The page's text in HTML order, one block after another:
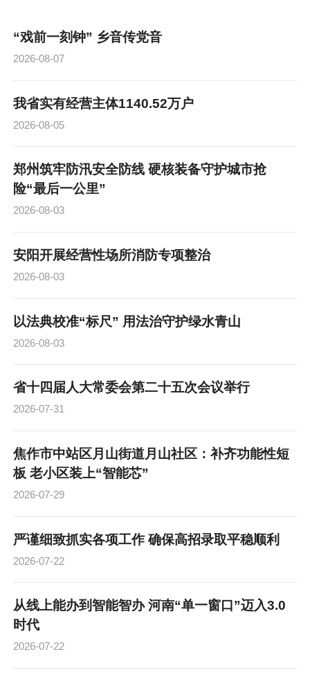
“戏前一刻钟” 乡音传党音
2026-08-07
我省实有经营主体1140.52万户
2026-08-05
郑州筑牢防汛安全防线 硬核装备守护城市抢
险“最后一公里”
2026-08-03
安阳开展经营性场所消防专项整治
2026-08-03
以法典校准“标尺” 用法治守护绿水青山
2026-08-03
省十四届人大常委会第二十五次会议举行
2026-07-31
焦作市中站区月山街道月山社区：补齐功能性短
板 老小区装上“智能芯”
2026-07-29
严谨细致抓实各项工作 确保高招录取平稳顺利
2026-07-22
从线上能办到智能智办 河南“单一窗口”迈入3.0
时代
2026-07-22